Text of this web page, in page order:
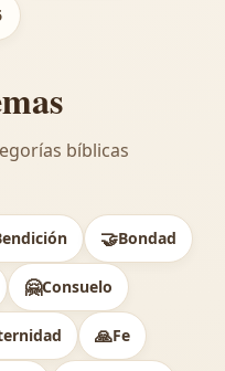
bíblicas
🤝Bondad
🤗Consuelo
🙏Fe